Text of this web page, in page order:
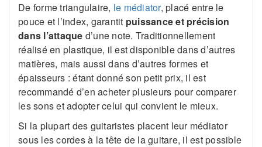
De forme triangulaire, le médiator, placé entre le
pouce et l’index, garantit puissance et précision
dans l’attaque d’une note. Traditionnellement
réalisé en plastique, il est disponible dans d’autres
matières, mais aussi dans d’autres formes et
épaisseurs : étant donné son petit prix, il est
recommandé d’en acheter plusieurs pour comparer
les sons et adopter celui qui convient le mieux.
Si la plupart des guitaristes placent leur médiator
sous les cordes à la tête de la guitare, il est possible